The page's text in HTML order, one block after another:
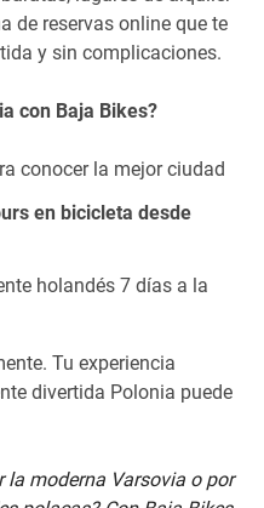
de reservas online que te
y sin complicaciones.
con Baja Bikes?
conocer la mejor ciudad
en bicicleta desde
holandés 7 días a la
Tu experiencia
divertida Polonia puede
la moderna Varsovia o por